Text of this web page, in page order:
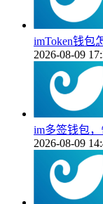
imToken钱包
2026-08-09
im多签钱包
2026-08-09